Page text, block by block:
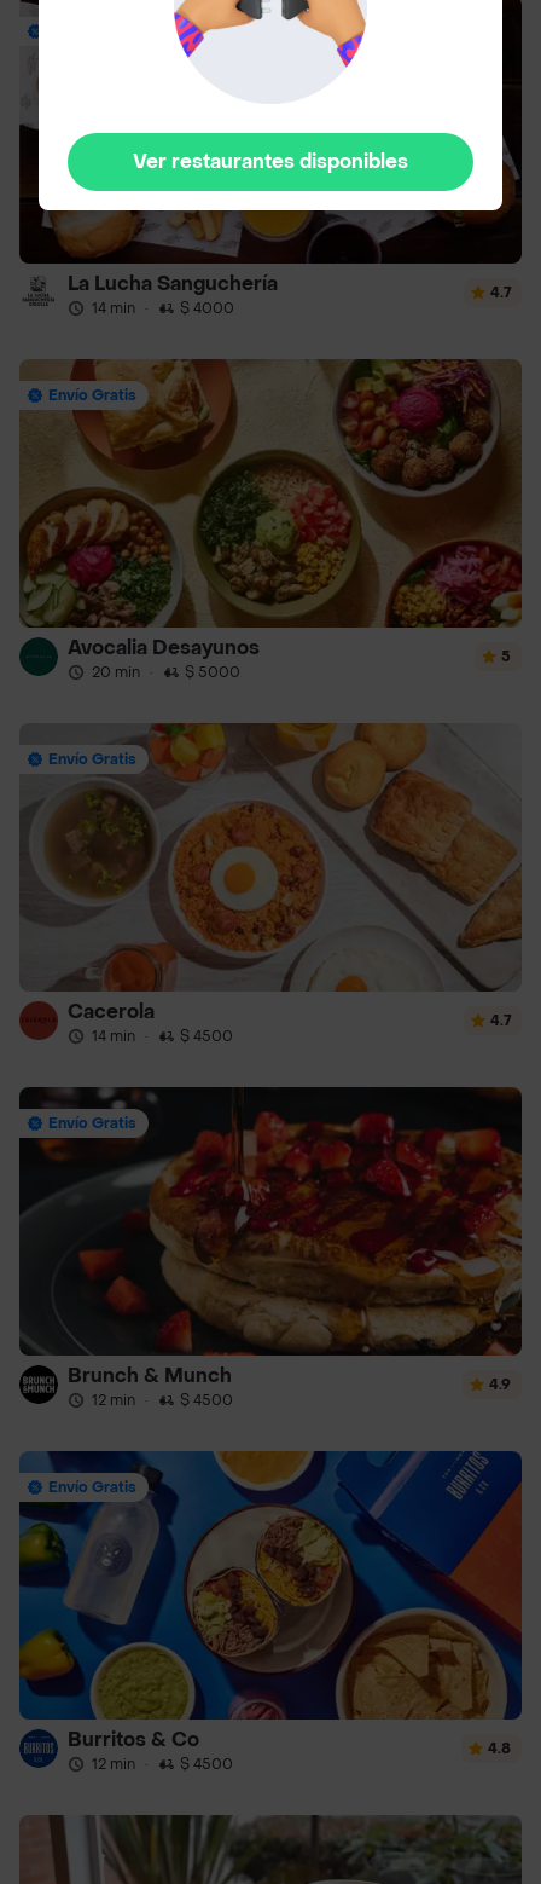
La Lucha Sanguchería
14 min · $ 4000
4.7
Envío Gratis
Avocalia Desayunos
20 min · $ 5000
5
Envío Gratis
Cacerola
14 min · $ 4500
4.7
Envío Gratis
Brunch & Munch
12 min · $ 4500
4.9
Envío Gratis
Burritos & Co
12 min · $ 4500
4.8
Ver restaurantes disponibles